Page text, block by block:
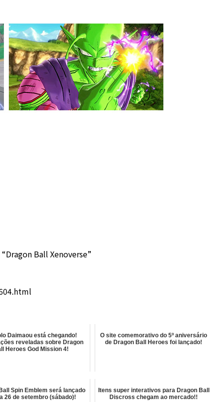
Ball Xenoverse”
Daimaou está chegando!
reveladas sobre Dragon
Heroes God Mission 4!
O site comemorativo do 5º aniversário
de Dragon Ball Heroes foi lançado!
Spin Emblem será lançado
26 de setembro (sábado)!
Itens super interativos para Dragon Ball
Discross chegam ao mercado!!